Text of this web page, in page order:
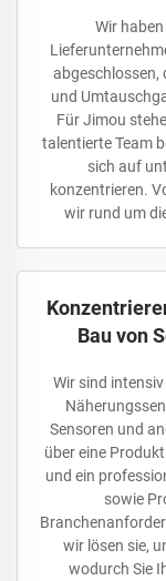
Wir
abgeschlossen,
und
Für Jimou
talentierte Team
sich auf
konzentrieren.
wir rund um
Bau von
Wir sind
Sensoren und
über eine
und ein
sowie
wir lösen sie,
wodurch Sie